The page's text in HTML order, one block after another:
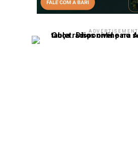
ADVERTISEMENT